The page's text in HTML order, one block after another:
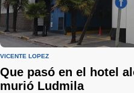
VICENTE LÓPEZ
Que pasó en el hotel
murió Ludmila